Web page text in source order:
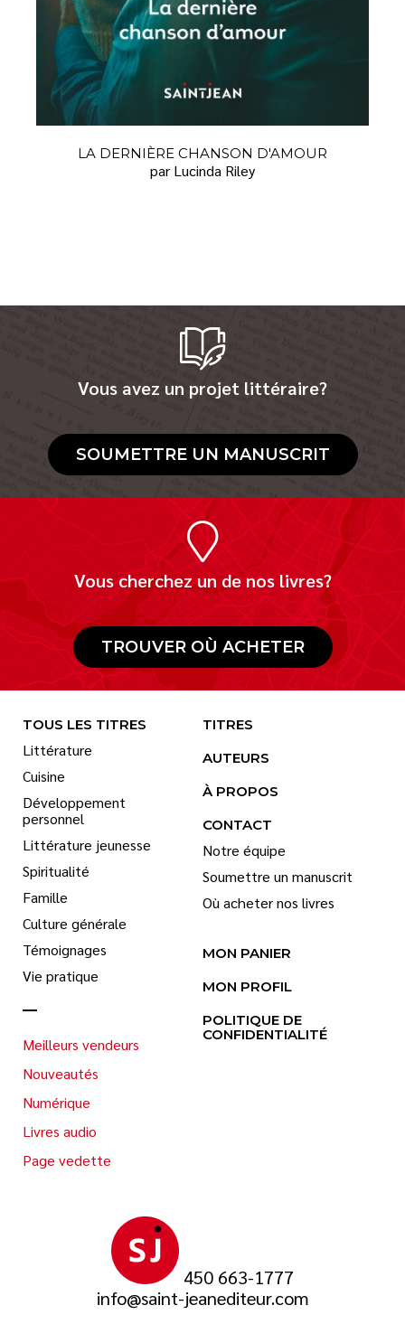
LA DERNIÈRE CHANSON D'AMOUR
par Lucinda Riley
Vous avez un projet littéraire?
SOUMETTRE UN MANUSCRIT
Vous cherchez un de nos livres?
TROUVER OÙ ACHETER
450 663-1777
info@saint-jeanediteur.com
TOUS LES TITRES
Littérature
Cuisine
Développement
personnel
Littérature jeunesse
Spiritualité
Famille
Culture générale
Témoignages
Vie pratique
Meilleurs vendeurs
Nouveautés
Numérique
Livres audio
Page vedette
TITRES
AUTEURS
À PROPOS
CONTACT
Notre équipe
Soumettre un manuscrit
Où acheter nos livres
MON PANIER
MON PROFIL
POLITIQUE DE
CONFIDENTIALITÉ